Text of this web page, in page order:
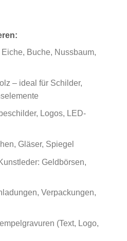
Buche, Nussbaum,
– ideal für Schilder,
Logos, LED-
Gläser, Spiegel
Geldbörsen,
Verpackungen,
(Text, Logo,